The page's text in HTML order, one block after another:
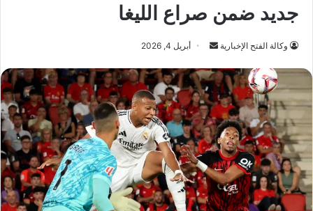
جديد ضمن صراع الليغا
وكالة الفتح الإخبارية
أرسل
إلكترونيا
أبريل 4, 2026